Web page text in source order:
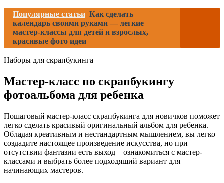
Популярные статьи Как сделать
календарь своими руками — легкие
мастер-классы для детей и взрослых,
красивые фото идеи
Наборы для скрапбукинга
Мастер-класс по скрапбукингу
фотоальбома для ребенка
Пошаговый мастер-класс скрапбукинга для новичков поможет
легко сделать красивый оригинальный альбом для ребенка.
Обладая креативным и нестандартным мышлением, вы легко
создадите настоящее произведение искусства, но при
отсутствии фантазии есть выход – ознакомиться с мастер-
классами и выбрать более подходящий вариант для
начинающих мастеров.